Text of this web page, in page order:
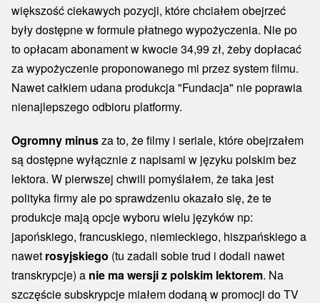
większość ciekawych pozycji, które chciałem obejrzeć
były dostępne w formule płatnego wypożyczenia. Nie po
to opłacam abonament w kwocie 34,99 zł, żeby dopłacać
za wypożyczenie proponowanego mi przez system filmu.
Nawet całkiem udana produkcja "Fundacja" nie poprawia
nienajlepszego odbioru platformy.
Ogromny minusza to, że filmy i seriale, które obejrzałem
są dostępne wyłącznie z napisami w języku polskim bez
lektora. W pierwszej chwili pomyślałem, że taka jest
polityka firmy ale po sprawdzeniu okazało się, że te
produkcje mają opcje wyboru wielu języków np:
japońskiego, francuskiego, niemieckiego, hiszpańskiego a
nawet rosyjskiego (tu zadali sobie trud i dodali nawet
transkrypcje) a nie ma wersji z polskim lektorem. Na
szczęście subskrypcje miałem dodaną w promocji do TV